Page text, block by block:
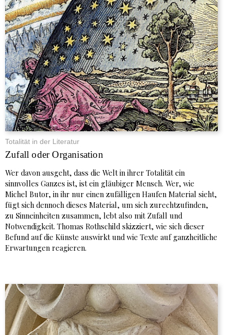
Totalität in der Literatur
Zufall oder Organisation
Wer davon ausgeht, dass die Welt in ihrer Totalität ein
sinnvolles Ganzes ist, ist ein gläubiger Mensch. Wer, wie
Michel Butor, in ihr nur einen zufälligen Haufen Material sieht,
fügt sich dennoch dieses Material, um sich zurechtzufinden,
zu Sinneinheiten zusammen, lebt also mit Zufall und
Notwendigkeit. Thomas Rothschild skizziert, wie sich dieser
Befund auf die Künste auswirkt und wie Texte auf ganzheitliche
Erwartungen reagieren.